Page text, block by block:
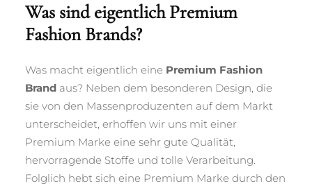
Was sind eigentlich Premium
Fashion Brands?
Was macht eigentlich eine Premium Fashion
Brand aus? Neben dem besonderen Design, die
sie von den Massenproduzenten auf dem Markt
unterscheidet, erhoffen wir uns mit einer
Premium Marke eine sehr gute Qualität,
hervorragende Stoffe und tolle Verarbeitung.
Folglich hebt sich eine Premium Marke durch den